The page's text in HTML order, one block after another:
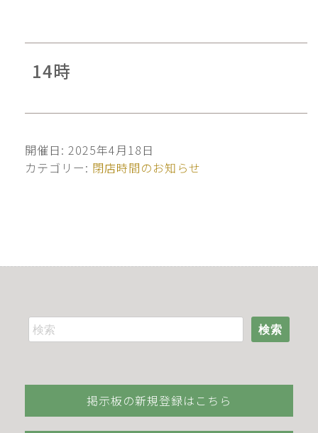
14時
開催日: 2025年4月18日
カテゴリー: 閉店時間のお知らせ
検索
掲示板の新規登録はこちら